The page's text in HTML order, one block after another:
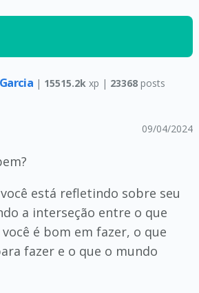
| 15515.2k xp | 23368posts
09/04/2024
está refletindo sobre seu
a interseção entre o que
é bom em fazer, o que
fazer e o que o mundo